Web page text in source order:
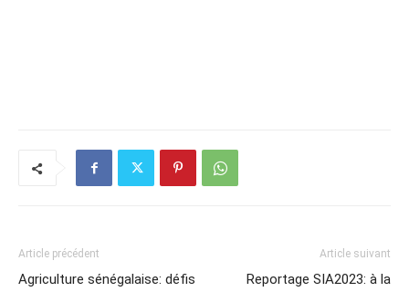
Article précédent
Agriculture sénégalaise: défis
Article suivant
Reportage SIA2023: à la